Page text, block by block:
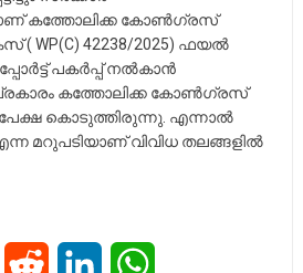
കത്തോലിക്ക കോൺഗ്രസ്‌
WP(C) 42238/2025) ഫയൽ
പകർപ്പ് നൽകാൻ
കത്തോലിക്ക കോൺഗ്രസ്
കൊടുത്തിരുന്നു. എന്നാൽ
മറുപടിയാണ് വിവിധ തലങ്ങളിൽ
Email Reddit LinkedIn